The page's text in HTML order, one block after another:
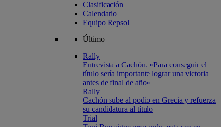
Clasificación
Calendario
Equipo Repsol
Último
Rally
Entrevista a Cachón: «Para conseguir el
título sería importante lograr una victoria
antes de final de año»
Rally
Cachón sube al podio en Grecia y refuerza
su candidatura al título
Trial